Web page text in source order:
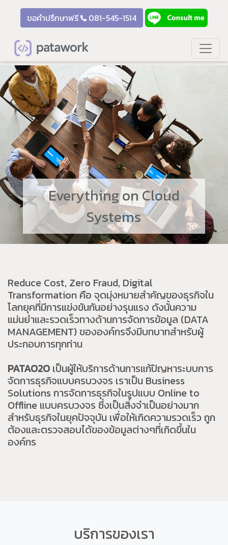
ขอคำปรึกษาฟรี 081-545-1514
Everything on Cloud
Systems
Reduce Cost, Zero Fraud, Digital
Transformation คือ จุดมุ่งหมายสำคัญของธุรกิจใน
โลกยุคที่มีการแข่งขันกันอย่างรุนแรง ดังนั้นความ
แม่นยำและรวดเร็วทางด้านการจัดการข้อมูล (DATA
MANAGEMENT) ขององค์กรจึงมีบทบาทสำหรับผู้
ประกอบการทุกท่าน
PATAO2O เป็นผู้ให้บริการด้านการแก้ปัญหาระบบการ
จัดการธุรกิจแบบครบวงจร เราเป็น Business
Solutions การจัดการธุรกิจในรูปแบบ Online to
Offline แบบครบวงจร ซึ่งเป็นสิ่งจำเป็นอย่างมาก
สำหรับธุรกิจในยุคปัจจุบัน เพื่อให้เกิดความรวดเร็ว ถูก
ต้องและตรวจสอบได้ของข้อมูลต่างๆที่เกิดขึ้นใน
องค์กร
บริการของเรา